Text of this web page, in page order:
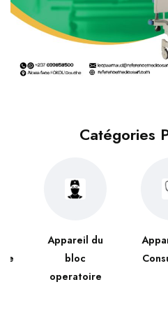
Catégories
Appareil du
bloc
operatoire